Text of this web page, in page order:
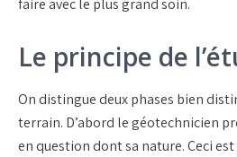
faire avec le plus grand soin.
Le principe de
On distingue deux phases bien
terrain. D’abord le géotechnicien
en question dont sa nature. Ceci